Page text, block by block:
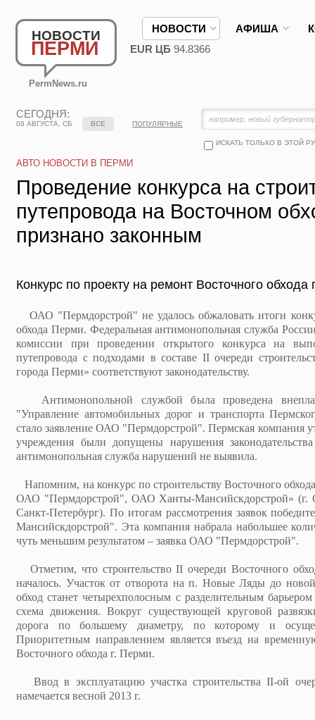
НОВОСТИ
ПЕРМИ
PermNews.ru
НОВОСТИ АФИША
EUR ЦБ 94.8366
СЕГОДНЯ:
08 АВГУСТА, СБ
ИСКАТЬ ТОЛЬКО В ЭТОЙ
ВСЕ ПОПУЛЯРНЫЕ
АВТО НОВОСТИ В ПЕРМИ
Проведение конкурса на
путепровода на Восточном
признано законным
Конкурс по проекту на ремонт Восточного
ОАО "Пермдорстрой" не удалось обжаловать итоги
обхода Перми. Федеральная антимонопольная служба
комиссии при проведении открытого конкурса на
путепровода с подходами в составе II очереди
города Перми» соответствуют законодательству.
Антимонопольной службой была проведена
"Управление автомобильных дорог и транспорта
стало заявление ОАО "Пермдорстрой". Пермская компания
учреждения были допущены нарушения
антимонопольная служба нарушений не выявила.
Напомним, на конкурс по строительству Восточного
ОАО "Пермдорстрой", ОАО Ханты-Мансийскдорстрой» (г.
Санкт-Петербург). По итогам рассмотрения заявок
Мансийскдорстрой". Эта компания набрала набольшее
чуть меньшим результатом – заявка ОАО "Пермдорстрой".
Отметим, что строительство II очереди Восточного
началось. Участок от отворота на п. Новые Ляды до
обход станет четырехполосным с разделительным
схема движения. Вокруг существующей круговой
дорога по большему диаметру, по которому и
Приоритетным направлением является въезд на
Восточного обхода г. Перми.
Ввод в эксплуатацию участка строительства II-ой
намечается весной 2013 г.